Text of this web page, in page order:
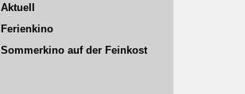
Aktuell
Ferienkino
Sommerkino auf der Feinkost